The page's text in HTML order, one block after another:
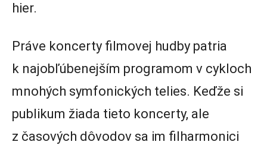
hier.
Práve koncerty filmovej hudby patria
k najobľúbenejším programom v cykloch
mnohých symfonických telies. Keďže si
publikum žiada tieto koncerty, ale
z časových dôvodov sa im filharmonici